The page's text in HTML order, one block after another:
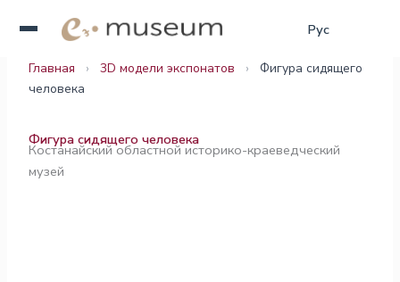
Рус
Eng
Главная › 3D модели экспонатов ›
Фигура сидящего
человека
Фигура сидящего человека
Костанайский областной историко-краеведческий
музей